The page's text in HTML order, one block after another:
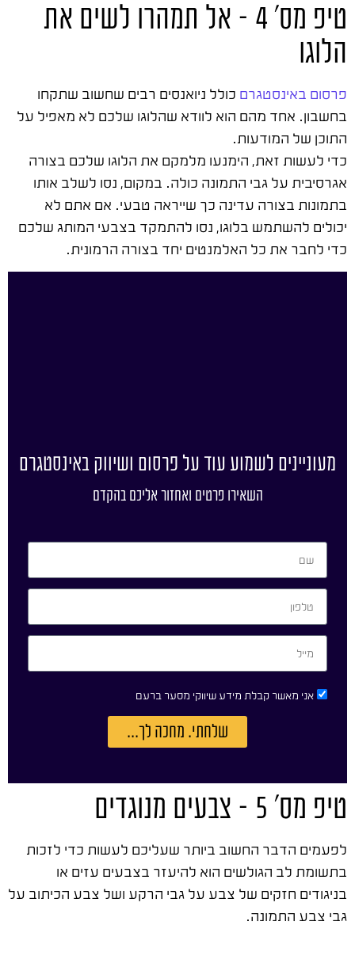
טיפ מס' 4 – אל תמהרו לשים את
הלוגו
פרסום באינסטגרם כולל ניואנסים רבים שחשוב שתקחו
בחשבון. אחד מהם הוא לוודא שהלוגו שלכם לא מאפיל על
התוכן של המודעות.
כדי לעשות זאת, הימנעו מלמקם את הלוגו שלכם בצורה
אגרסיבית על גבי התמונה כולה. במקום, נסו לשלב אותו
בתמונות בצורה עדינה כך שייראה טבעי. אם אתם לא
יכולים להשתמש בלוגו, נסו להתמקד בצבעי המותג שלכם
כדי לחבר את כל האלמנטים יחד בצורה הרמונית.
מעוניינים לשמוע עוד על פרסום ושיווק באינסטגרם
השאירו פרטים ואחזור אליכם בהקדם
אני מאשר קבלת מידע שיווקי מסער ברעם
שלחתי. מחכה לך...
טיפ מס' 5 – צבעים מנוגדים
לפעמים הדבר החשוב ביותר שעליכם לעשות כדי לזכות
בתשומת לב הגולשים הוא להיעזר בצבעים עזים או
בניגודים חזקים של צבע על גבי הרקע ושל צבע הכיתוב על
גבי צבע התמונה.